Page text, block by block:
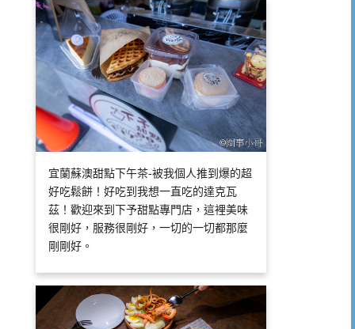
宜蘭蘇澳甜點下午茶-被我個人推到爆的超
好吃鬆餅！好吃到我想一直吃的達克瓦
茲！歡迎來到下予甜點專門店，這裡美味
很剛好，服務很剛好，一切的一切都那麼
剛剛好。